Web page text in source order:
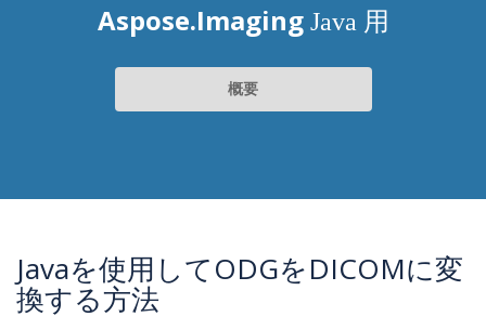
Aspose.Imaging Java 用
概要
Javaを使用してODGをDICOMに変
換する方法